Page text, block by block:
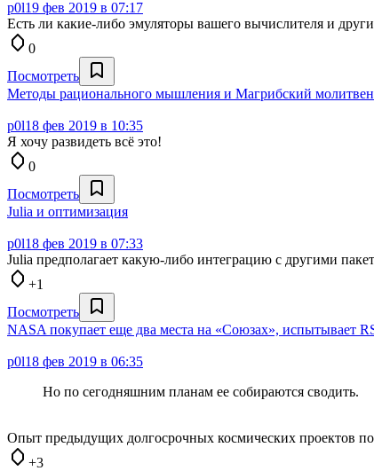
p0l19 фев 2019 в 07:17
Есть ли какие-либо эмуляторы вашего вычислителя и
0
Посмотреть
Методы рационального мышления и Магрибский
p0l18 фев 2019 в 10:35
Я хочу развидеть всё это!
0
Посмотреть
Julia и оптимизация
p0l18 фев 2019 в 07:33
Julia предполагает какую-либо интеграцию с другими
+1
Посмотреть
NASA покупает еще два места на «Союзах», испытывает
p0l18 фев 2019 в 06:35
Но по сегодняшним планам ее собираются сводить.
Опыт предыдущих долгосрочных космических проектов
+3